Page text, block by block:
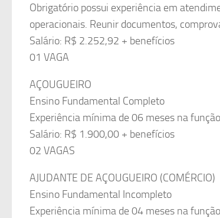
Obrigatório possui experiência em
operacionais. Reunir documentos,
Salário: R$ 2.252,92 + benefícios
01 VAGA
AÇOUGUEIRO
Ensino Fundamental Completo
Experiência mínima de 06 meses na função
Salário: R$ 1.900,00 + benefícios
02 VAGAS
AJUDANTE DE AÇOUGUEIRO (COMÉRCIO)
Ensino Fundamental Incompleto
Experiência mínima de 04 meses na função